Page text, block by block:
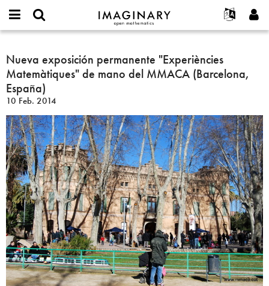
IMAGINARY
open
Français
Deutsch
Türkçe
Programas
Galerías
Películas
Textos
Exposiciones
Más...
Proyectos
Participar
or
username
*
Contraseña
*
Crear nueva cuenta
Solicitar una nueva contraseña
Buscar
Nueva
exposición
permanente
"Experiències
Matemàtiques"
de
mano
del
MMACA
(Barcelona,
España)
Nueva exposición permanente "Experiències
Matemàtiques" de mano del MMACA (Barcelona,
España)
10 Feb. 2014